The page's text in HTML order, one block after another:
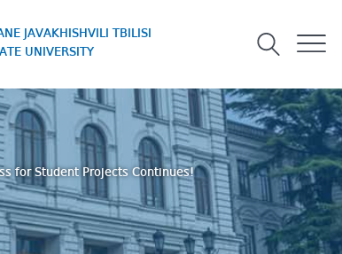
JAVAKHISHVILI TBILISI
UNIVERSITY
for Student Projects Continues!